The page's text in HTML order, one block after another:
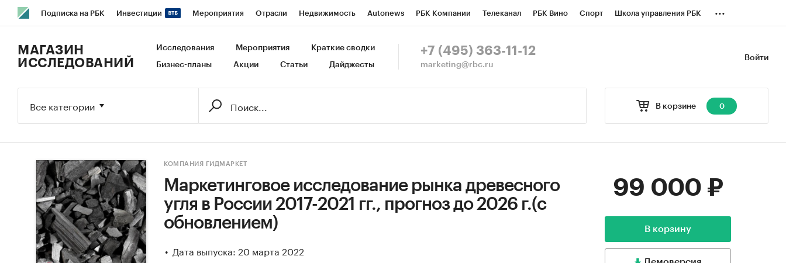
Подписка на РБК Инвестиции Мероприятия Отрасли Недвижимость Autonews РБК Компании Телеканал РБК Вино Спорт Школа управления РБК
Исследования Кредитные рейтинги Франшизы Газета Спецпроекты СПб Конференции СПб Спецпроекты
...
Войти
МАГАЗИН
ИССЛЕДОВАНИЙ
Исследования Мероприятия Краткие сводки
Бизнес-планы Акции Статьи Дайджесты
+7 (495) 363-11-12
marketing@rbc.ru
В корзине 0
Все категории
КОМПАНИЯ ГИДМАРКЕТ
Маркетинговое исследование рынка древесного
угля в России 2017-2021 гг., прогноз до 2026 г.(с
обновлением)
Дата выпуска: 20 марта 2022
99 000 ₽
В корзину